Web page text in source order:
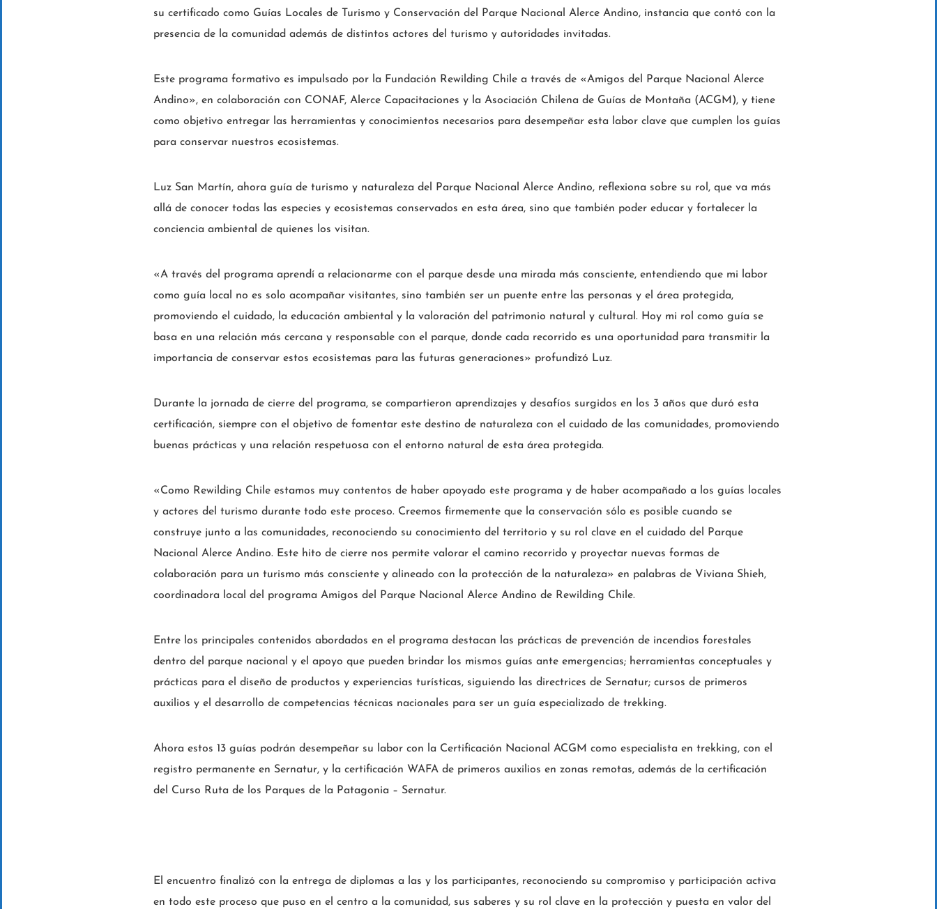
su certificado como Guías Locales de Turismo y Conservación del Parque Nacional Alerce Andino, instancia que contó con la
presencia de la comunidad además de distintos actores del turismo y autoridades invitadas.
Este programa formativo es impulsado por la Fundación Rewilding Chile a través de «Amigos del Parque Nacional Alerce
Andino», en colaboración con CONAF, Alerce Capacitaciones y la Asociación Chilena de Guías de Montaña (ACGM), y tiene
como objetivo entregar las herramientas y conocimientos necesarios para desempeñar esta labor clave que cumplen los guías
para conservar nuestros ecosistemas.
Luz San Martín, ahora guía de turismo y naturaleza del Parque Nacional Alerce Andino, reflexiona sobre su rol, que va más
allá de conocer todas las especies y ecosistemas conservados en esta área, sino que también poder educar y fortalecer la
conciencia ambiental de quienes los visitan.
«A través del programa aprendí a relacionarme con el parque desde una mirada más consciente, entendiendo que mi labor
como guía local no es solo acompañar visitantes, sino también ser un puente entre las personas y el área protegida,
promoviendo el cuidado, la educación ambiental y la valoración del patrimonio natural y cultural. Hoy mi rol como guía se
basa en una relación más cercana y responsable con el parque, donde cada recorrido es una oportunidad para transmitir la
importancia de conservar estos ecosistemas para las futuras generaciones» profundizó Luz.
Durante la jornada de cierre del programa, se compartieron aprendizajes y desafíos surgidos en los 3 años que duró esta
certificación, siempre con el objetivo de fomentar este destino de naturaleza con el cuidado de las comunidades, promoviendo
buenas prácticas y una relación respetuosa con el entorno natural de esta área protegida.
«Como Rewilding Chile estamos muy contentos de haber apoyado este programa y de haber acompañado a los guías locales
y actores del turismo durante todo este proceso. Creemos firmemente que la conservación sólo es posible cuando se
construye junto a las comunidades, reconociendo su conocimiento del territorio y su rol clave en el cuidado del Parque
Nacional Alerce Andino. Este hito de cierre nos permite valorar el camino recorrido y proyectar nuevas formas de
colaboración para un turismo más consciente y alineado con la protección de la naturaleza» en palabras de Viviana Shieh,
coordinadora local del programa Amigos del Parque Nacional Alerce Andino de Rewilding Chile.
Entre los principales contenidos abordados en el programa destacan las prácticas de prevención de incendios forestales
dentro del parque nacional y el apoyo que pueden brindar los mismos guías ante emergencias; herramientas conceptuales y
prácticas para el diseño de productos y experiencias turísticas, siguiendo las directrices de Sernatur; cursos de primeros
auxilios y el desarrollo de competencias técnicas nacionales para ser un guía especializado de trekking.
Ahora estos 13 guías podrán desempeñar su labor con la Certificación Nacional ACGM como especialista en trekking, con el
registro permanente en Sernatur, y la certificación WAFA de primeros auxilios en zonas remotas, además de la certificación
del Curso Ruta de los Parques de la Patagonia – Sernatur.
El encuentro finalizó con la entrega de diplomas a las y los participantes, reconociendo su compromiso y participación activa
en todo este proceso que puso en el centro a la comunidad, sus saberes y su rol clave en la protección y puesta en valor del